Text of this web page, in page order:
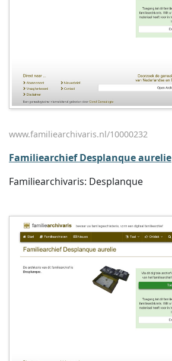
www.familiearchivaris.nl/10000232
Familiearchief Desplanque aurelie
Familiearchivaris: Desplanque